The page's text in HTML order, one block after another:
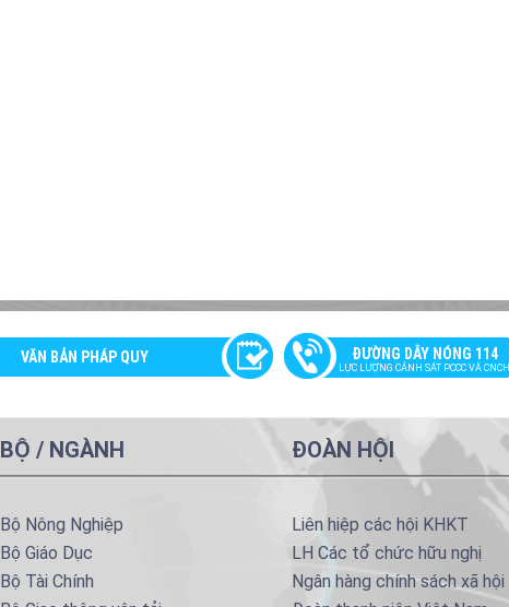
VĂN BẢN PHÁP QUY ĐƯỜNG DÂY NÓNG 114
LỰC LƯỢNG CẢNH SÁT PCCC VÀ CNCH
BỘ / NGÀNH
Bộ Nông Nghiệp
Bộ Giáo Dục
Bộ Tài Chính
ĐOÀN HỘI
Liên hiệp các hội KHKT
LH Các tổ chức hữu nghị
Ngân hàng chính sách xã hội